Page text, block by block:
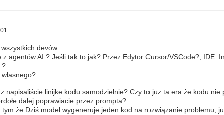
devów.
z agentów AI ? Jeśli tak to jak? Przez Edytor Cursor/VSCode?, IDE:
?
napisaliście linijke kodu samodzielnie? Czy to juz ta era że kodu
dalej poprawiacie przez prompta?
tym że Dziś model wygeneruje jeden kod na rozwiązanie problemu,